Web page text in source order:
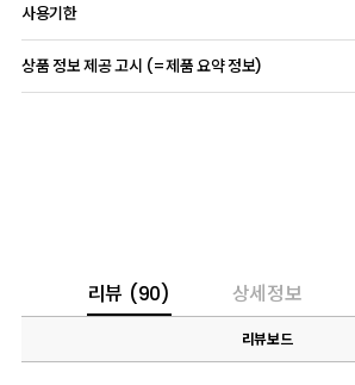
사용기한
상품 정보 제공 고시 (=제품 요약 정보)
리뷰 (90) 상세정보
리뷰보드